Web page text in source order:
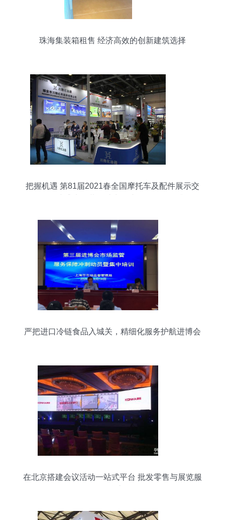
骨架材质** 普通铝合金偏向经济型，3003铝钛镁合
金
珠海集装箱租售 经济高效的创新建筑选择
把握机遇 第81届2021春全国摩托车及配件展示交
严把进口冷链食品入城关，精细化服务护航进博会
在北京搭建会议活动一站式平台 批发零售与展览服